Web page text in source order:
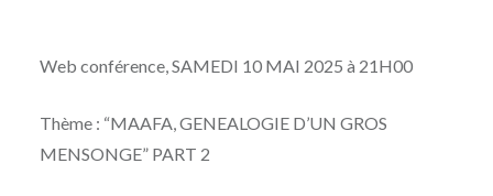
Web conférence, SAMEDI 10 MAI 2025 à 21H00
Thème : “MAAFA, GENEALOGIE D’UN GROS
MENSONGE” PART 2